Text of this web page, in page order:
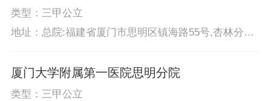
类型：三甲公立
地址：总院:福建省厦门市思明区镇海路55号,杏林分院:
市思明区幸福路3~5号,滨海社区医院:福建省厦门市思明
厦门大学附属第一医院思明分院
类型：三甲公立